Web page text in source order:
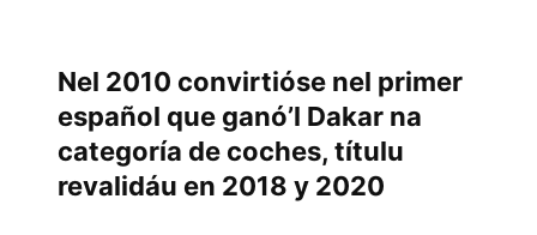
Nel 2010 convirtióse nel primer
español que ganó’l Dakar na
categoría de coches, títulu
revalidáu en 2018 y 2020